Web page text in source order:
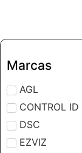
Marcas
AGL
CONTROL ID
DSC
EZVIZ